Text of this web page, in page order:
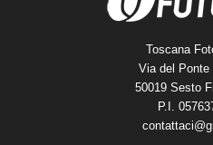
Toscana
Via del
50019 Sesto
P.I.